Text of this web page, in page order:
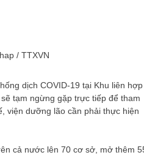
/ TTXVN
dịch COVID-19 tại Khu liên hợp
tạm ngừng gặp trực tiếp để tham
viện dưỡng lão cần phải thực hiện
cả nước lên 70 cơ sở, mở thêm